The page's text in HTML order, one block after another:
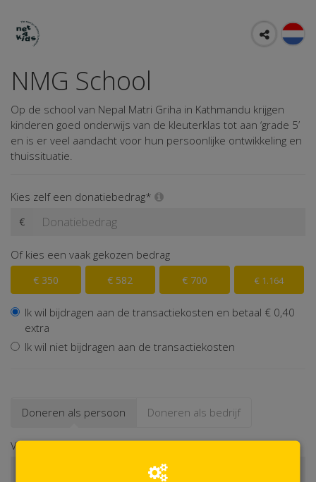
NMG School
Op de school van Nepal Matri Griha in Kathmandu krijgen
kinderen goed onderwijs van de kleuterklas tot aan ‘grade 5’
en is er veel aandacht voor hun persoonlijke ontwikkeling en
thuissituatie.
Kies zelf een donatiebedrag*
€
Of kies een vaak gekozen bedrag
€ 350 € 582 € 700 € 1.164
Ik wil bijdragen aan de transactiekosten en betaal € 0,40
extra
Ik wil niet bijdragen aan de transactiekosten
Doneren als persoon Doneren als bedrijf
Voornaam*